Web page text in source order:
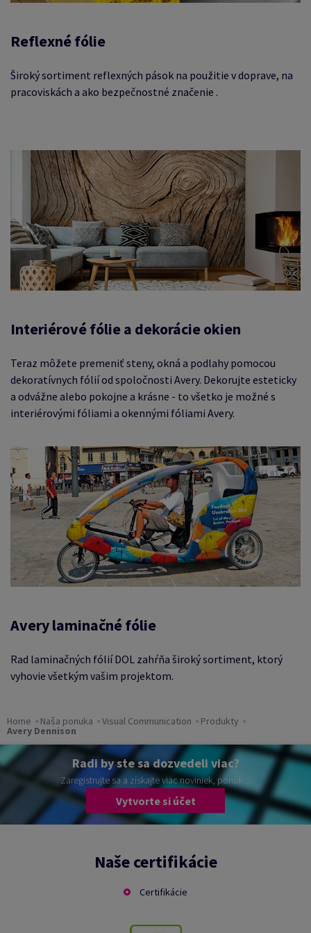
Reflexné fólie
Široký sortiment reflexných pások na použitie v doprave, na
pracoviskách a ako bezpečnostné značenie .
Interiérové ​​fólie a dekorácie okien
Teraz môžete premeniť steny, okná a podlahy pomocou
dekoratívnych fólií od spoločnosti Avery. Dekorujte esteticky
a odvážne alebo pokojne a krásne - to všetko je možné s
interiérovými fóliami a okennými fóliami Avery.
Avery laminačné fólie
Rad laminačných fólií DOL zahŕňa široký sortiment, ktorý
vyhovie všetkým vašim projektom.
Home Naša ponuka Visual Communication Produkty
Avery Dennison
Radi by ste sa dozvedeli viac?
Zaregistrujte sa a získajte viac noviniek, ponúk ...
Vytvorte si účet
Naše certifikácie
Certifikácie